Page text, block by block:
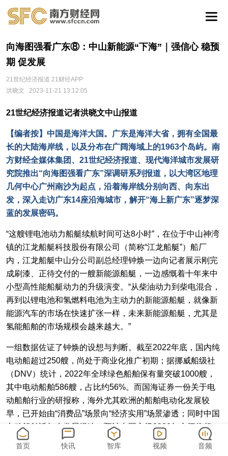
向海图强看广东⑧：中山新能源“下海”｜强信心 稳预
期 促发展
21世纪经济报道 21财经APP
洪晓文
2023-11-21 13:12:05
21世纪经济报道记者洪晓文中山报道
【编者按】中国是海洋大国。广东是海洋大省，拥有全国最
长的大陆海岸线，以及分布在广阔海域上的1963个岛屿。南
方财经全媒体集团、21世纪经济报道、现代海洋城市发展研
究院推出“向海图强看广东”深调研系列报道，以大湾区地理
几何中心广州南沙为起点，沿着海岸线分别向西、向东出
发，深入走访广东14座沿海城市，解开“海上新广东”逐梦深
蓝的发展密码。
“这艘锂电池动力船艇续航时间可达8小时”，在位于中山神湾
镇的江龙船艇科技股份有限公司（简称“江龙船艇”）船厂
内，江龙船艇中山分公司副总经理钟焕一边向记者展示刚完
成刷漆、正待交付的一艘新能源船艇，一边感慨着十年来中
小型高性能船艇动力的升级演变。“从柴油动力到柴电混合，
再到以锂电池和氢燃料电池为主动力的新能源船艇，就像新
能源汽车的市场在快速扩张一样，未来新能源船艇，尤其是
氢能船舶的市场规模会越来越大。”
一组数据佐证了钟焕的设想与判断。截至2022年底，国内纯
电动船超过250艘，尚处于商业化推广初期；据挪威船级社
（DNV）统计，2022年全球绿色船舶保有量突破1000艘，
其中电动船舶586艘，占比约56%。而国海证券一份关于电
动船舶行业的研报称，海外尤其欧洲的船舶电动化发展较
早，已开始由“消费品”场景向“经济实用”场景渗透；同时中国
电动船舶近年来发展提速，预计中国市场2030年空间将超
300亿元，“中国内河场景的电动化已在快速增长前夕”。
首页 快讯 智库 视频 音频